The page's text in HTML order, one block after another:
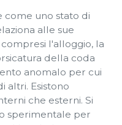
come uno stato di
alle sue
compresi l'alloggio, la
della coda
anomalo per cui
altri. Esistono
che esterni. Si
sperimentale per